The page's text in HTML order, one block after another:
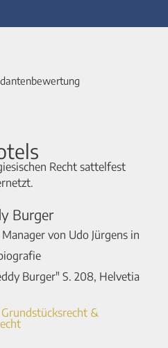
Recht sattelfest
Burger
von Udo Jürgens in
Burger" S. 208, Helvetia
Grundstücksrecht &